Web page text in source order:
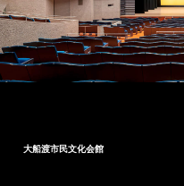
大船渡市民文化会館